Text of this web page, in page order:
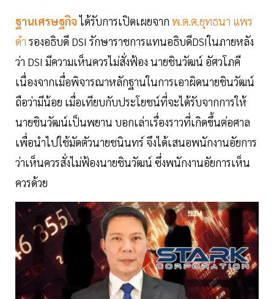
ฐานเศรษฐกิจได้รับการเปิดเผยจาก พ.ต.ต.ยุทธนา แพร
ดำ รองอธิบดี DSI รักษาราชการแทนอธิบดีDSIในภายหลัง
ว่า DSI มีความเห็นควรไม่สั่งฟ้อง นายชินวัฒน์ อัศวโภคี
เนื่องจากเมื่อพิจารณาหลักฐานในการเอาผิดนายชินวัฒน์
ถือว่ามีน้อย เมื่อเทียบกับประโยชน์ที่จะได้รับจากการให้
นายชินวัฒน์เป็นพยาน บอกเล่าเรื่องราวที่เกิดขึ้นต่อศาล
เพื่อนำไปใช้มัดตัวนายชนินทร์ จึงได้เสนอพนักงานอัยการ
ว่าเห็นควรสั่งไม่ฟ้องนายชินวัฒน์ ซึ่งพนักงานอัยการเห็น
ควรด้วย